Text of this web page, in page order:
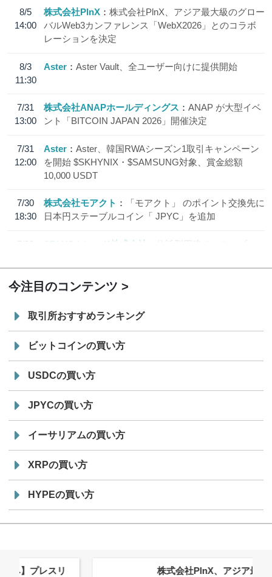
8/5
14:00
株式会社PlnX
株式会社PlnX、アジア最大級のグロー
バルWeb3カンファレンス「WebX2026」とのコラボ
レーションを決定
8/3
11:30
Aster Aster Vault、全ユーザー向けに提供開始
7/31
13:00
株式会社ANAPホールディングス
ANAP が大型イベ
ント「BITCOIN JAPAN 2026」開催決定
7/31
12:00
Aster
Aster、韓国RWAシーズン1取引キャンペーン
を開始 $SKHYNIX・$SAMSUNG対象、賞金総額
10,000 USDT
7/30
18:30
株式会社モアクト
「モアクト」 のポイント交換先に
日本円ステーブルコイン「 JPYC」を追加
7/29
SBI VCトレード株式会社
信託型円建てステーブル
今注目のコンテンツ
取引所おすすめランキング
ビットコインの買い方
USDCの買い方
JPYCの買い方
イーサリアムの買い方
XRPの買い方
HYPEの買い方
株式会社PlnX、アジア最大級のグロ